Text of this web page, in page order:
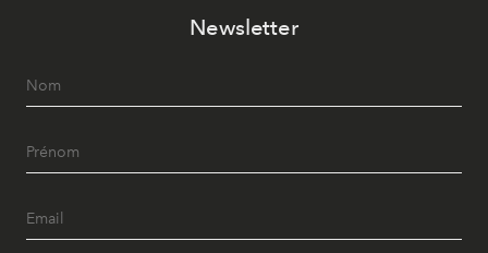
Newsletter